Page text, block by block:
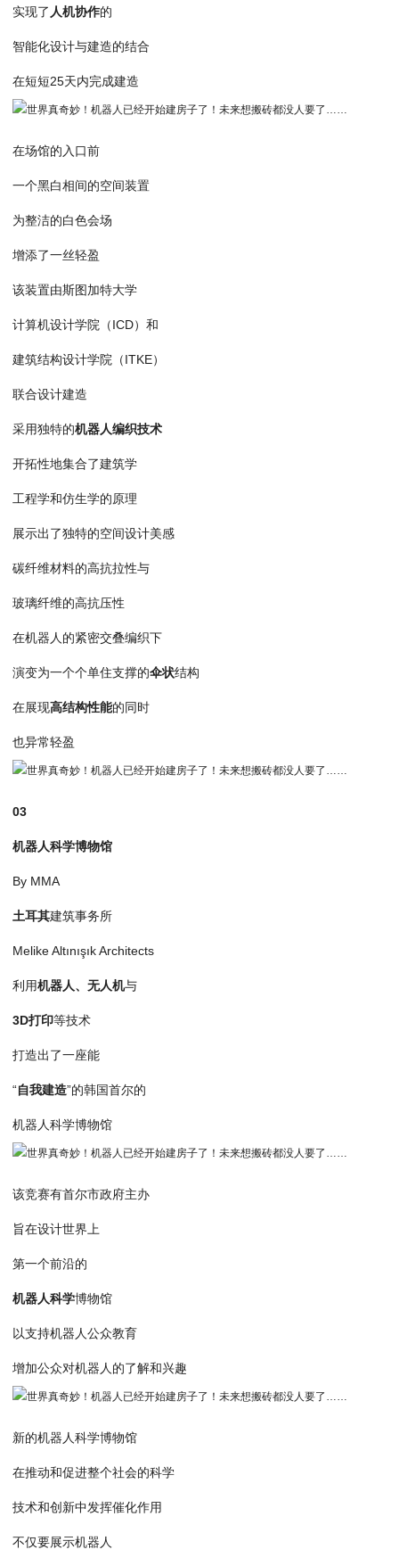
实现了 人机协作的
智能化设计与建造的结合
在短短25天内完成建造
在场馆的入口前
一个黑白相间的空间装置
为整洁的白色会场
增添了一丝轻盈
该装置由斯图加特大学
计算机设计学院（ICD）和
建筑结构设计学院（ITKE）
联合设计建造
采用独特的机器人编织技术
开拓性地集合了建筑学
工程学和仿生学的原理
展示出了独特的空间设计美感
碳纤维材料的高抗拉性与
玻璃纤维的高抗压性
在机器人的紧密交叠编织下
演变为一个个单住支撑的伞状结构
在展现高结构性能的同时
也异常轻盈
03
机器人科学博物馆
By MMA
土耳其建筑事务所
Melike Altınışık Architects
利用机器人、无人机与
3D打印等技术
打造出了一座能
“自我建造”的韩国首尔的
机器人科学博物馆
该竞赛有首尔市政府主办
旨在设计世界上
第一个前沿的
机器人科学博物馆
以支持机器人公众教育
增加公众对机器人的了解和兴趣
新的机器人科学博物馆
在推动和促进整个社会的科学
技术和创新中发挥催化作用
不仅要展示机器人